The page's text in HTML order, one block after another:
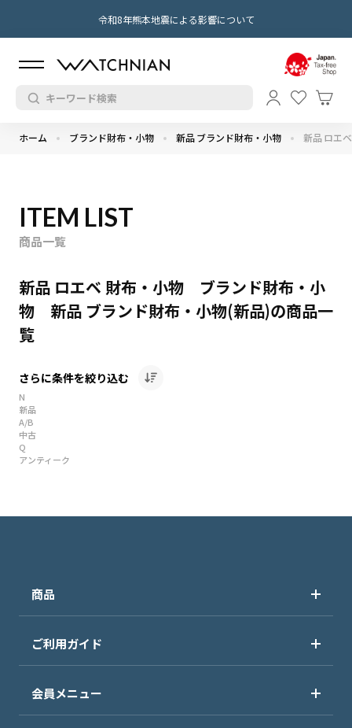
令和8年熊本地震による影響について
ホーム ブランド財布・小物 新品 ブランド財布・小物 新品 ロエ
ITEM LIST
商品一覧
新品 ロエベ 財布・小物 ブランド財布・小
物 新品 ブランド財布・小物(新品)の商品一
覧
さらに条件を絞り込む
N
新品
A/B
中古
Q
アンティーク
商品
ご利用ガイド
会員メニュー